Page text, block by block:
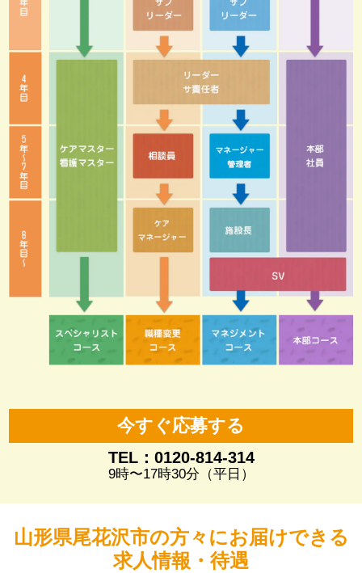
今すぐ応募する
TEL：0120-814-314
9時〜17時30分（平日）
山形県尾花沢市の方々にお届けできる
求人情報・待遇